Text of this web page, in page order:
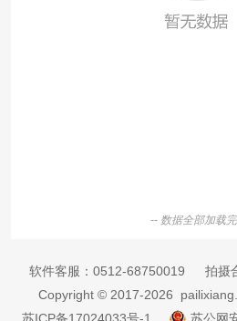
-- 数据全部加载
软件客服： 0512-68750019 拍摄
Copyright © 2017-2026
苏ICP备17024033号-1
苏公网